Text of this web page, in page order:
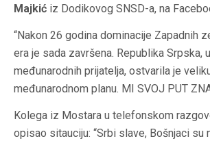
Majkić iz Dodikovog SNSD-a, na
“Nakon 26 godina dominacije Zapadnih
era je sada završena. Republika Srpska,
međunarodnih prijatelja, ostvarila je
međunarodnom planu. MI SVOJ PUT
Kolega iz Mostara u telefonskom
opisao sitauciju: “Srbi slave, Bošnjaci su